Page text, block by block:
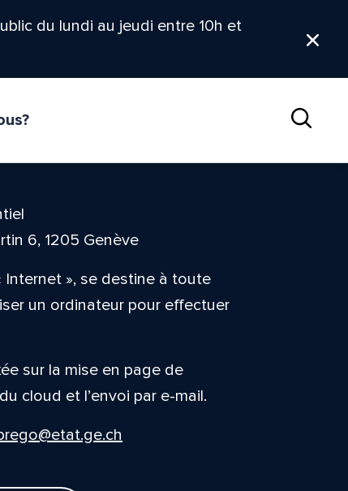
du lundi au jeudi entre 10h et
6, 1205 Genève
Internet », se destine à toute
un ordinateur pour effectuer
sur la mise en page de
cloud et l’envoi par e-mail.